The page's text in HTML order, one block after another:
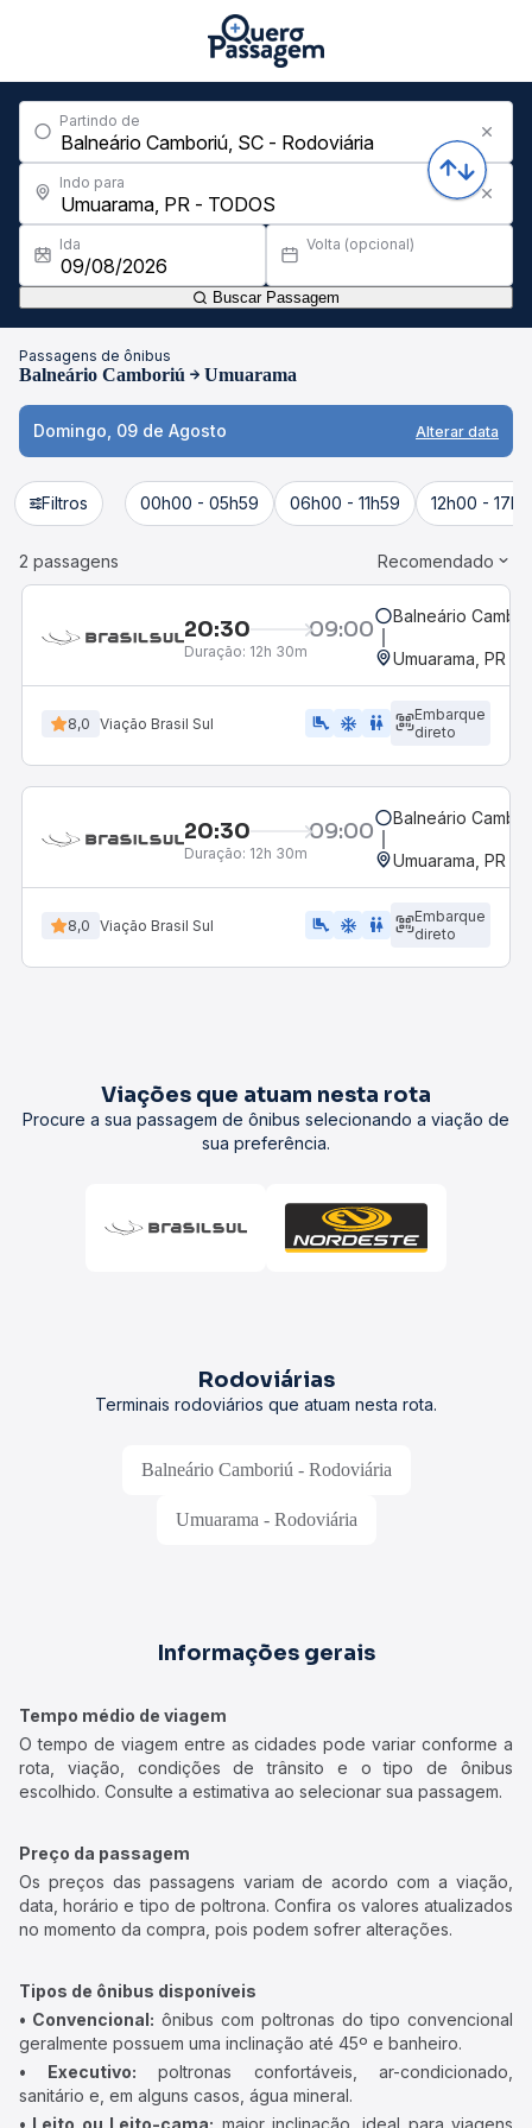
Partindo de
Indo para
Ida Volta (opcional)
Buscar Passagem
Passagens de ônibus
Balneário Camboriú Umuarama
Domingo, 09 de Agosto Alterar data
Filtros 00h00 - 05h59 06h00 - 11h59 12h00 -
2 passagens Recomendado
20:30 09:00
Duração: 12h 30m
Balneário
Umuarama, PR
8,0 Viação Brasil Sul airline_seat_legroom_extra ac_unit wc
Embarque
direto
20:30 09:00
Duração: 12h 30m
Balneário
Umuarama, PR
8,0 Viação Brasil Sul airline_seat_legroom_extra ac_unit wc
Embarque
direto
Viações que atuam nesta rota
Procure a sua passagem de ônibus selecionando a viação de
sua preferência.
Rodoviárias
Terminais rodoviários que atuam nesta rota.
Balneário Camboriú - Rodoviária
Umuarama - Rodoviária
Informações gerais
Tempo médio de viagem
O tempo de viagem entre as cidades pode variar conforme a
rota, viação, condições de trânsito e o tipo de ônibus
escolhido. Consulte a estimativa ao selecionar sua passagem.
Preço da passagem
Os preços das passagens variam de acordo com a viação,
data, horário e tipo de poltrona. Confira os valores atualizados
no momento da compra, pois podem sofrer alterações.
Tipos de ônibus disponíveis
• Convencional: ônibus com poltronas do tipo convencional
geralmente possuem uma inclinação até 45º e banheiro.
• Executivo: poltronas confortáveis, ar-condicionado,
sanitário e, em alguns casos, água mineral.
• Leito ou Leito-cama: maior inclinação, ideal para viagens